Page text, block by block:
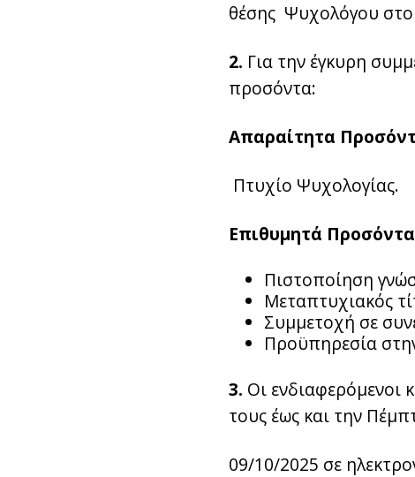
θέσης Ψυχολόγου
2. Για την έγκυρη
προσόντα:
Απαραίτητα
Πτυχίο Ψυχολογίας.
Επιθυμητά Προσόντα
Πιστοποίηση
Μεταπτυχιακός
Συμμετοχή σε
Προϋπηρεσία
3. Οι ενδιαφερόμενοι
τους έως και την
09/10/2025 σε